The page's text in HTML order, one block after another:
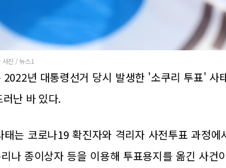
사진 / 뉴스1
2022년 대통령선거 당시 발생한 '소쿠리 투표' 사
난 바 있다.
태는 코로나19 확진자와 격리자 사전투표 과정
나 종이상자 등을 이용해 투표용지를 옮긴 사건